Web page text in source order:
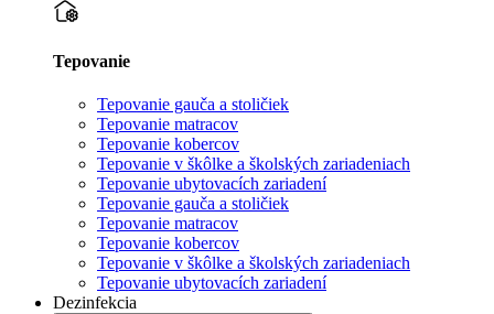
Tepovanie
Tepovanie gauča a stoličiek
Tepovanie matracov
Tepovanie kobercov
Tepovanie v škôlke a školských zariadeniach
Tepovanie ubytovacích zariadení
Tepovanie gauča a stoličiek
Tepovanie matracov
Tepovanie kobercov
Tepovanie v škôlke a školských zariadeniach
Tepovanie ubytovacích zariadení
Dezinfekcia